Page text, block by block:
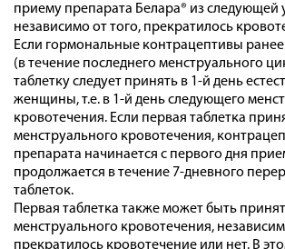
приему препарата Белара® из следующей
независимо от того, прекратилось
Если гормональные контрацептивы
(в течение последнего менструального
таблетку следует принять в 1-й день
женщины, т.е. в 1-й день следующего
кровотечения. Если первая таблетка
менструального кровотечения,
препарата начинается с первого дня
продолжается в течение 7-дневного
таблеток.
Первая таблетка также может быть
менструального кровотечения,
прекратилось кровотечение или нет. В